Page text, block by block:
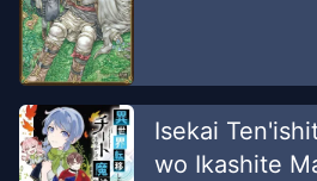
Isekai
wo Ikashite